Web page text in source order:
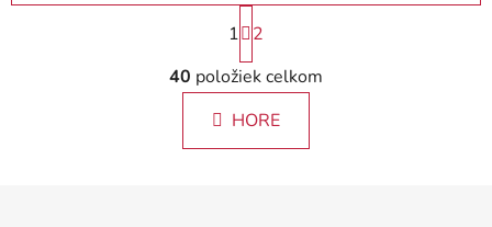
O
v
l
á
d
S
t
r
á
n
k
1
2
40 položiek celkom
HORE